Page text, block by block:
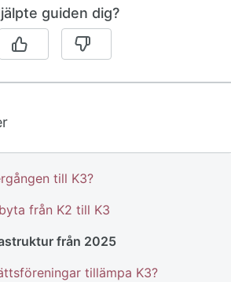
guiden dig?
till K3?
från K2 till K3
från 2025
tillämpa K3?